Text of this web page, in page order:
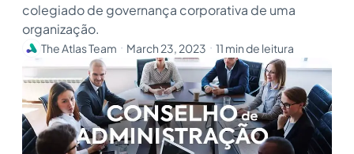
colegiado de governança corporativa de uma
organização.
The Atlas Team ・ March 23, 2023 ・ 11 min de leitura